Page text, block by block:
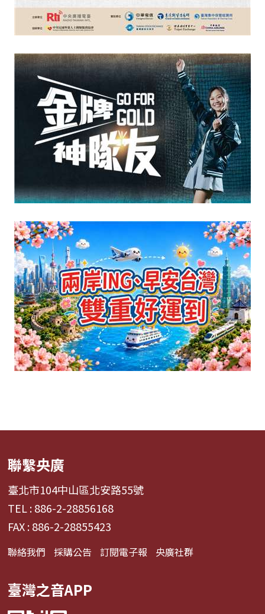
聯繫央廣
臺北市104中山區北安路55號
TEL : 886-2-28856168
FAX : 886-2-28855423
聯絡我們 採購公告 訂閱電子報 央廣社群
臺灣之音APP